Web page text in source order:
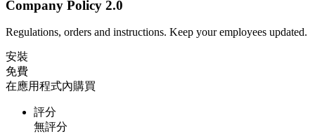
Company Policy 2.0
Regulations, orders and instructions. Keep your employees updated.
安裝
免費
在應用程式內購買
評分
無評分